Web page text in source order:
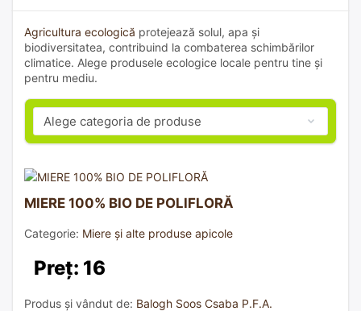
Agricultura ecologică protejează solul, apa și
biodiversitatea, contribuind la combaterea schimbărilor
climatice. Alege produsele ecologice locale pentru tine și
pentru mediu.
MIERE 100% BIO DE POLIFLORĂ
Categorie: Miere și alte produse apicole
Preț: 16
Produs și vândut de: Balogh Soos Csaba P.F.A.